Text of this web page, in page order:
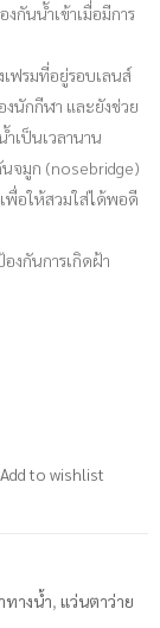
กันน้ำเข้าเมื่อมีการ
ฟรมที่อยู่รอบเลนส์
นักกีฬา และยังช่วย
ำเป็นเวลานาน
จมูก (nosebridge)
พื่อให้สวมใส่ได้พอดี
งกันการเกิดฝ้า
Add to wishlist
างน้ำ, แว่นตาว่าย